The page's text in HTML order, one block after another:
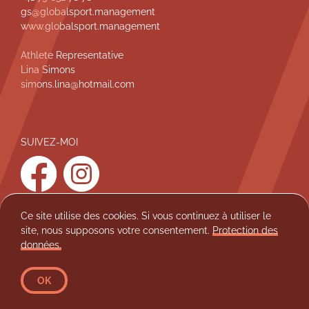
d
e
p
e
gs@globalsport.management
www.globalsport.management
Athlete Representative
Lina Simons
simons.lina@hotmail.com
SUIVEZ-MOI
facebook
instagram
Protection des données Mentions légales
athlezz 2026
Ce site utilise des cookies. Si vous continuez à utiliser le
site, nous supposons votre consentement. Protection des
données.
OK